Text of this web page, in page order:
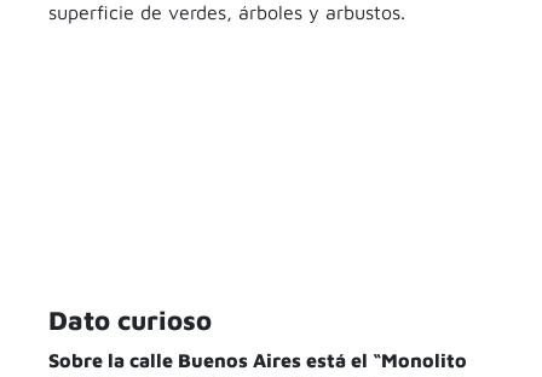
superficie de verdes, árboles y arbustos.
Dato curioso
Sobre la calle Buenos Aires está el “Monolito